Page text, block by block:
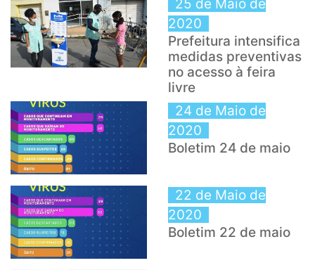
25 de Maio de
2020
Prefeitura intensifica
medidas preventivas
no acesso à feira
livre
24 de Maio de
2020
Boletim 24 de maio
22 de Maio de
2020
Boletim 22 de maio